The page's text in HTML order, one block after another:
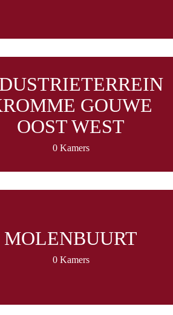
GOUWE
OOST WEST
0 Kamers
MOLENBUURT
0 Kamers